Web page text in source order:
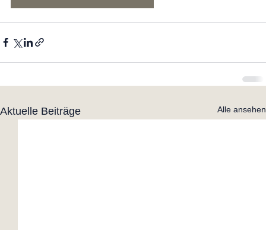
Aktuelle Beiträge Alle ansehen